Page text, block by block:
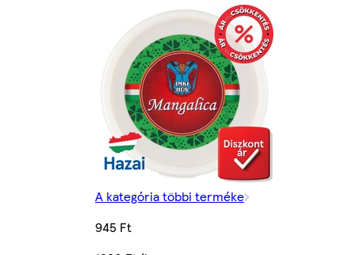
A kategória többi terméke
945 Ft